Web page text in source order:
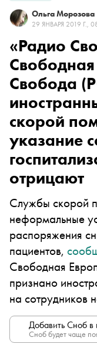
Ольга Морозова
29 ЯНВАРЯ 2019 Г.,
«Радио
Свобода
скорой
указание
отрицают
Службы скорой
неформальные
распоряжения
пациентов,
Свободная
признано
на сотрудников
Добавить Сноб в
Сноб будет чаще